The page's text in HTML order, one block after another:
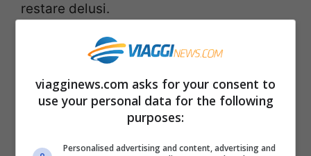
restare delusi.
viagginews.com asks for your consent to
use your personal data for the following
purposes:
Personalised advertising and content, advertising and